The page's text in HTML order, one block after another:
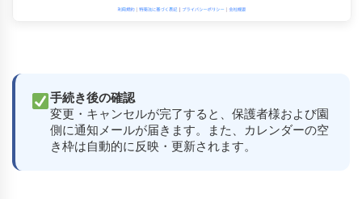
手続き後の確認
変更・キャンセルが完了すると、保護者様および園
側に通知メールが届きます。また、カレンダーの空
き枠は自動的に反映・更新されます。